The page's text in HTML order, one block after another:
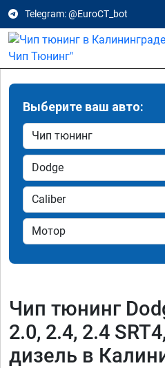
Telegram: @EuroCT_bot
Выберите ваш авто:
Чип тюнинг
2.0, 2.4, 2.4
дизель в